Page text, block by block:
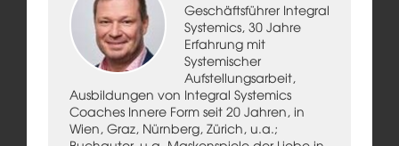
Geschäftsführer Integral
Systemics, 30 Jahre
Erfahrung mit
Systemischer
Aufstellungsarbeit,
Ausbildungen von Integral Systemics
Coaches Innere Form seit 20 Jahren, in
Wien, Graz, Nürnberg, Zürich, u.a.;